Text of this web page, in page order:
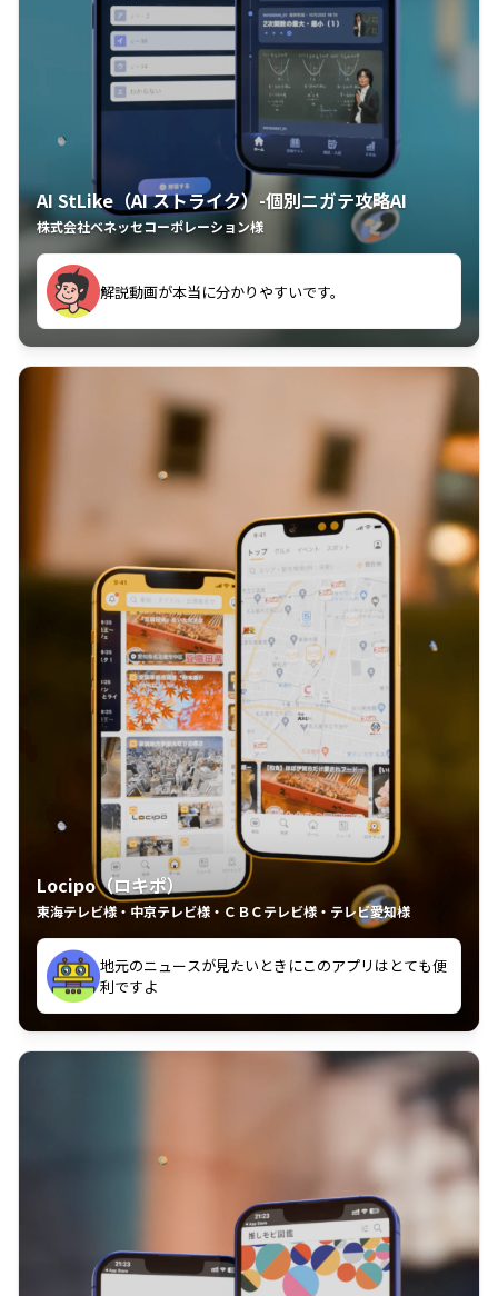
AI StLike（AI ストライク）-個別ニガテ攻略AI
株式会社ベネッセコーポレーション様
古文漢文を主に使わせていただいているが、復習する
のに非常に役立っている。
解説動画が本当に分かりやすいです。
Locipo（ロキポ）
東海テレビ様・中京テレビ様・ＣＢＣテレビ様・テレビ愛知様
中京テレビのおもしろ番組が視聴可能地域外からも見
れるの嬉しいポイント
いつも利用させていただいております！